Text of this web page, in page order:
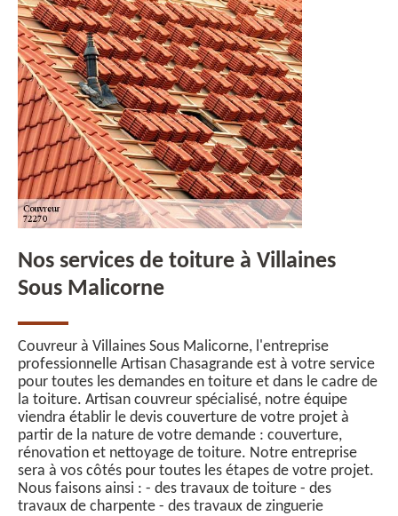
Nos services de toiture à Villaines
Sous Malicorne
Couvreur à Villaines Sous Malicorne, l'entreprise
professionnelle Artisan Chasagrande est à votre service
pour toutes les demandes en toiture et dans le cadre de
la toiture. Artisan couvreur spécialisé, notre équipe
viendra établir le devis couverture de votre projet à
partir de la nature de votre demande : couverture,
rénovation et nettoyage de toiture. Notre entreprise
sera à vos côtés pour toutes les étapes de votre projet.
Nous faisons ainsi : - des travaux de toiture - des
travaux de charpente - des travaux de zinguerie